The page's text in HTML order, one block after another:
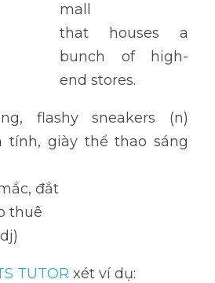
mall
that houses a
bunch of high-
end stores.
flashy sneakers (n)
tính, giày thể thao sáng
đắt
thuê
TUTOR xét ví dụ: